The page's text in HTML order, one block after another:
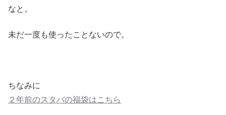
なと。
未だ一度も使ったことないので。
ちなみに
２年前のスタバの福袋はこちら